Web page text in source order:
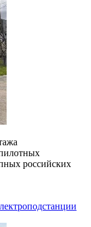
российских